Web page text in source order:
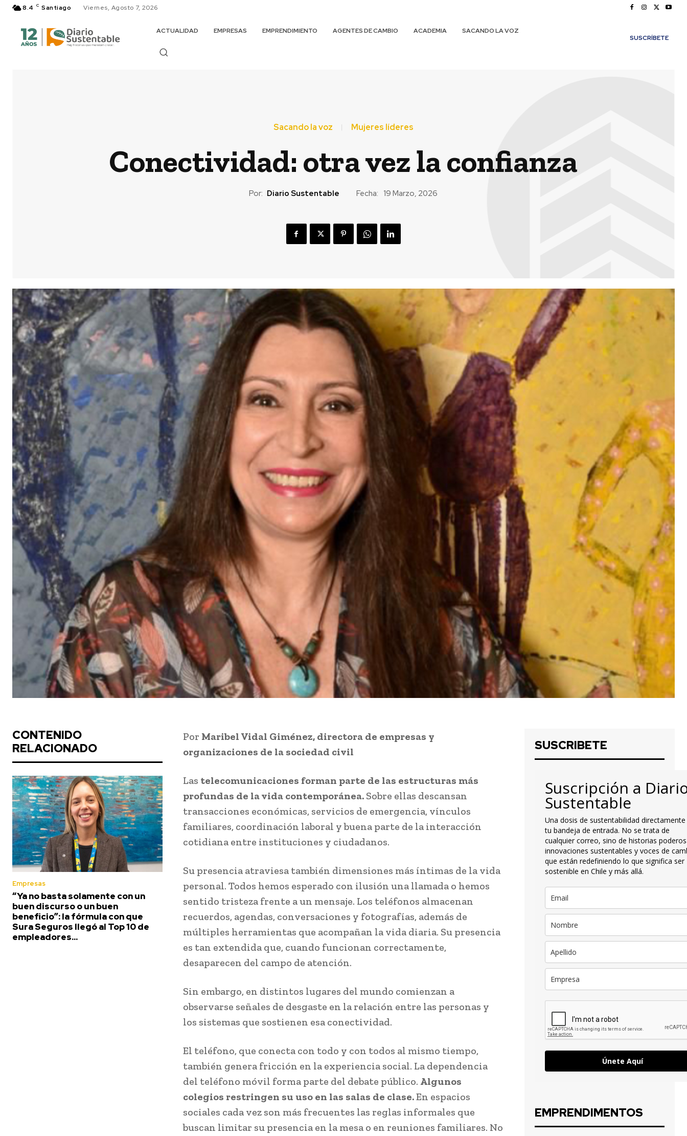
8.4 C Santiago Viernes, Agosto 7, 2026
ACTUALIDAD EMPRESAS EMPRENDIMIENTO AGENTES DE CAMBIO ACADEMIA
SACANDO LA VOZ
SUSCRÍBETE
Sacando la voz Mujeres líderes
Conectividad: otra vez la confianza
Por: Diario Sustentable Fecha: 19 Marzo, 2026
CONTENIDO
RELACIONADO
Empresas
“Ya no basta solamente con un
buen discurso o un buen
beneficio”: la fórmula con que
Sura Seguros llegó al Top 10 de
empleadores...
Por Maribel Vidal Giménez, directora de empresas y
organizaciones de la sociedad civil
Las telecomunicaciones forman parte de las estructuras más
profundas de la vida contemporánea. Sobre ellas descansan
transacciones económicas, servicios de emergencia, vínculos
familiares, coordinación laboral y buena parte de la interacción
cotidiana entre instituciones y ciudadanos.
Su presencia atraviesa también dimensiones más íntimas de la vida
personal. Todos hemos esperado con ilusión una llamada o hemos
sentido tristeza frente a un mensaje. Los teléfonos almacenan
recuerdos, agendas, conversaciones y fotografías, además de
múltiples herramientas que acompañan la vida diaria. Su presencia
es tan extendida que, cuando funcionan correctamente,
desaparecen del campo de atención.
Sin embargo, en distintos lugares del mundo comienzan a
observarse señales de desgaste en la relación entre las personas y
los sistemas que sostienen esa conectividad.
El teléfono, que conecta con todo y con todos al mismo tiempo,
también genera fricción en la experiencia social. La dependencia
del teléfono móvil forma parte del debate público. Algunos
colegios restringen su uso en las salas de clase.En espacios
sociales cada vez son más frecuentes las reglas informales que
buscan limitar su presencia en la mesa o en reuniones familiares. No
SUSCRIBETE
Suscripción a
Sustentable
Una dosis de sustentabilidad
tu bandeja de entrada. No se trata de
cualquier correo, sino de historias
innovaciones sustentables y voces de
que están redefiniendo lo que significa ser
sostenible en Chile y más allá.
Únete Aquí
EMPRENDIMENTOS